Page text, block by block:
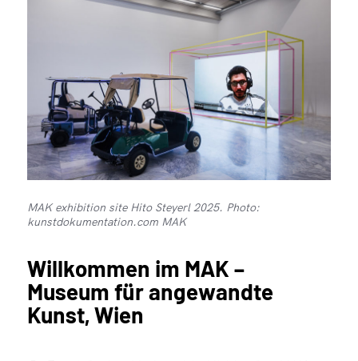
MAK exhibition site Hito Steyerl 2025. Photo:
kunstdokumentation.com MAK
Willkommen im MAK –
Museum für angewandte
Kunst, Wien